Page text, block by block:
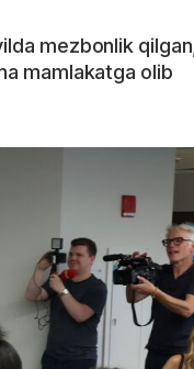
mezbonlik qilgan,
mamlakatga olib